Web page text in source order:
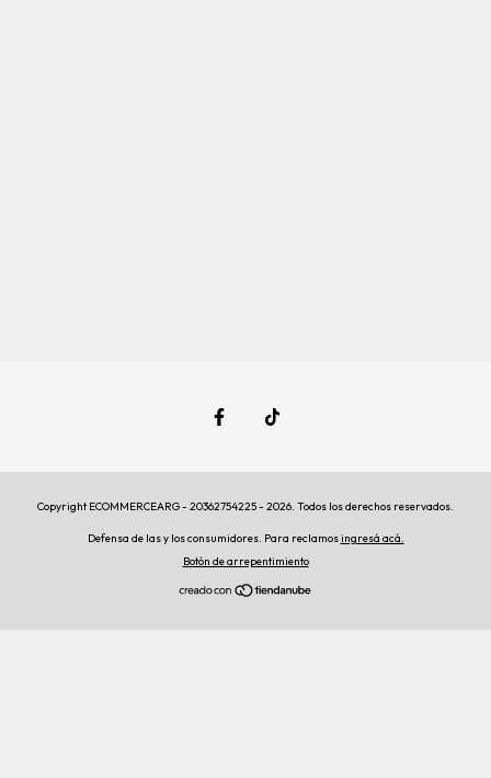
Copyright ECOMMERCEARG - 20362754225 - 2026. Todos los derechos reservados.
Defensa de las y los consumidores. Para reclamosingresá acá.
Botón de arrepentimiento